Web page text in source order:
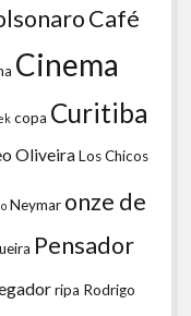
Café
Cinema
copa Curitiba
OliveiraLos Chicos
Neymar onze de
Pensador
ripa Rodrigo